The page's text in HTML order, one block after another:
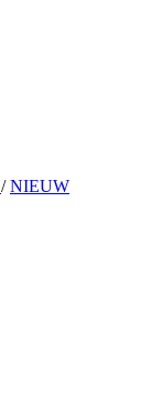
/ NIEUW